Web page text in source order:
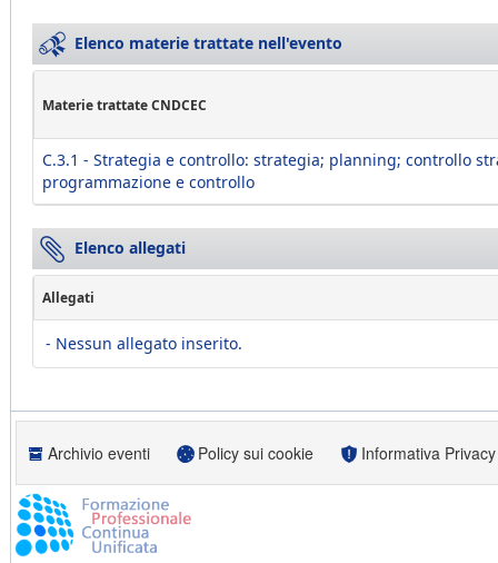
Elenco materie trattate nell'evento
Materie trattate CNDCEC
C.3.1 - Strategia e controllo: strategia; planning; controllo
programmazione e controllo
Elenco allegati
Allegati
- Nessun allegato inserito.
Archivio eventi Policy sui cookie Informativa Privacy